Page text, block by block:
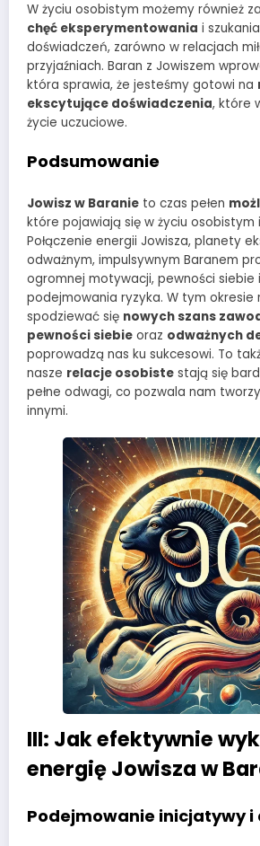
W życiu osobistym możemy również
chęć eksperymentowania i
doświadczeń, zarówno w relacjach
przyjaźniach. Baran z Jowiszem
która sprawia, że jesteśmy gotowi na
ekscytujące doświadczenia, które
życie uczuciowe.
Podsumowanie
Jowisz w Baranie to czas pełen
które pojawiają się w życiu osobistym
Połączenie energii Jowisza, planety
odważnym, impulsywnym Baranem
ogromnej motywacji, pewności siebie
podejmowania ryzyka. W tym okresie
spodziewać się nowych szans
pewności siebie oraz odważnych
poprowadzą nas ku sukcesowi. To
nasze relacje osobiste stają się
pełne odwagi, co pozwala nam
innymi.
III: Jak efektywnie
energię Jowisza w
Podejmowanie inicjatywy i